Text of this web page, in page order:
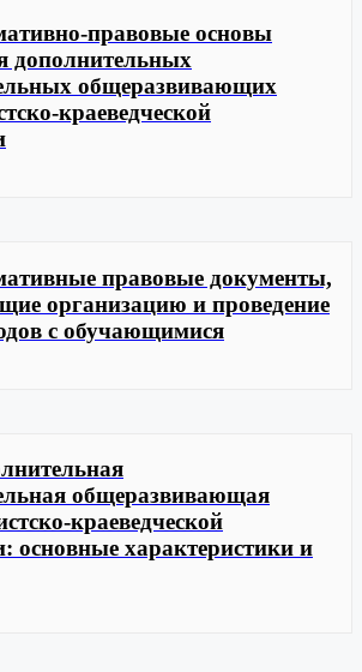
правовые основы
дополнительных
общеразвивающих
краеведческой
правовые документы,
организацию и проведение
с обучающимися
общеразвивающая
краеведческой
основные характеристики и